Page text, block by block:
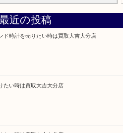
最近の投稿